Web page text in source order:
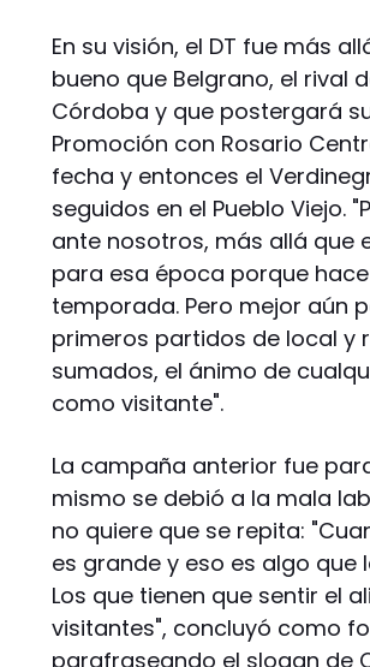
En su visión, el DT fue más
bueno que Belgrano, el rival
Córdoba y que postergará
Promoción con Rosario
fecha y entonces el
seguidos en el Pueblo Viejo.
ante nosotros, más allá que
para esa época porque
temporada. Pero mejor aún
primeros partidos de local y
sumados, el ánimo de
como visitante".
La campaña anterior fue
mismo se debió a la mala
no quiere que se repita:
es grande y eso es algo que
Los que tienen que sentir el
visitantes", concluyó como
parafraseando el slogan de